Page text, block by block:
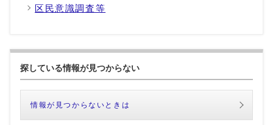
区民意識調査等
探している情報が見つからない
情報が見つからないときは